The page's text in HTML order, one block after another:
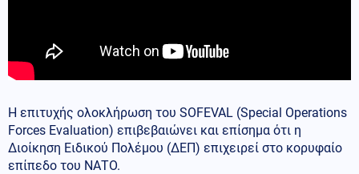
Η επιτυχής ολοκλήρωση του SOFEVAL (Special Operations
Forces Evaluation) επιβεβαιώνει και επίσημα ότι η
Διοίκηση Ειδικού Πολέμου (ΔΕΠ) επιχειρεί στο κορυφαίο
επίπεδο του ΝΑΤΟ.